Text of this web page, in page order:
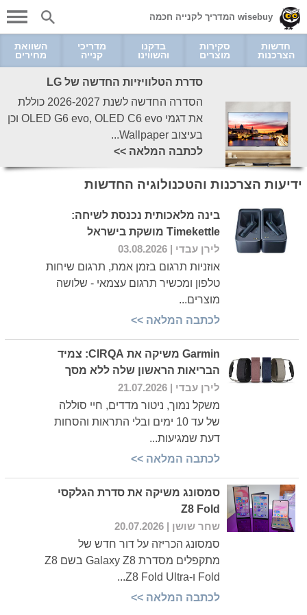
wisebuy המדריך לקנייה חכמה
חדשות
הצרכנות
סקירות
מוצרים
בדקנו
והשווינו
מדריכי
קנייה
השוואת
מחירים
סדרת הטלוויזיות החדשה של LG
הסדרה החדשה לשנת 2026-2027 כוללת
את דגמי OLED G6 evo, OLED C6 evo וכן
בעיצוב Wallpaper...
לכתבה המלאה >>
ידיעות הצרכנות והטכנולוגיה החדשות
בינה מלאכותית נכנסת לשיחה:
Timekettle מושקת בישראל
לירן עבדי | 03.08.2026
אוזניות תרגום בזמן אמת, תרגום שיחות
טלפון ומכשיר תרגום עצמאי - שלושה
מוצרים...
לכתבה המלאה >>
Garmin משיקה את CIRQA: צמיד
הבריאות הראשון שלה ללא מסך
לירן עבדי | 21.07.2026
משקל נמוך, ניטור מדדים, חיי סוללה
של עד 10 ימים ובלי התראות והסחות
דעת שמגיעות...
לכתבה המלאה >>
סמסונג משיקה את סדרת הגלקסי
Z8 Fold
שחר שושן | 20.07.2026
סמסונג הכריזה על דור חדש של
מתקפלים מסדרת Galaxy Z8 בשם Z8
Fold ו-Z8 Fold Ultra...
לכתבה המלאה >>